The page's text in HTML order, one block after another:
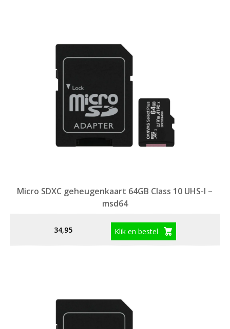
Micro SDXC geheugenkaart 64GB Class 10 UHS-I –
msd64
34,95 Klik en bestel